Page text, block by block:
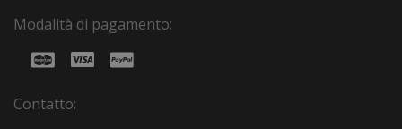
Modalità di pagamento:
Contatto: